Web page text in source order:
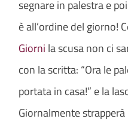
segnare in palestra e
è all’ordine del giorno!
Giorni la scusa non ci
con la scritta: “Ora le
portata in casa!” e la
Giornalmente